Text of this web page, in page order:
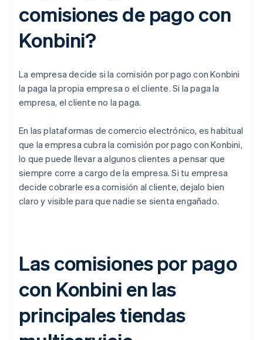
comisiones de pago con
Konbini?
La empresa decide si la comisión por pago con Konbini
la paga la propia empresa o el cliente. Si la paga la
empresa, el cliente no la paga.
En las plataformas de comercio electrónico, es habitual
que la empresa cubra la comisión por pago con Konbini,
lo que puede llevar a algunos clientes a pensar que
siempre corre a cargo de la empresa. Si tu empresa
decide cobrarle esa comisión al cliente, dejalo bien
claro y visible para que nadie se sienta engañado.
Las comisiones por pago
con Konbini en las
principales tiendas